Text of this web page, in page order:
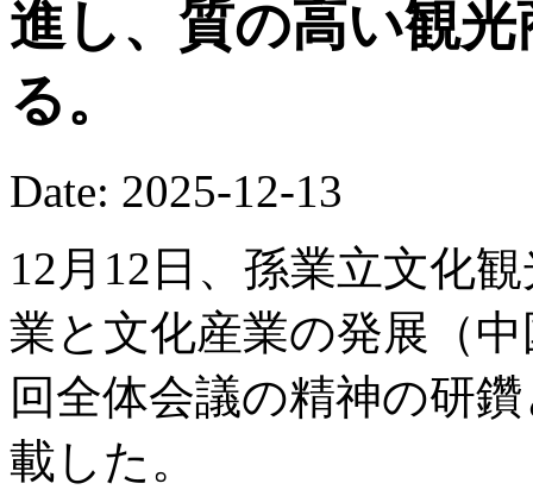
進し、質の高い観
る。
Date: 2025-12-13
12月12日、孫業立文化
業と文化産業の発展（
回全体会議の精神の研
載した。